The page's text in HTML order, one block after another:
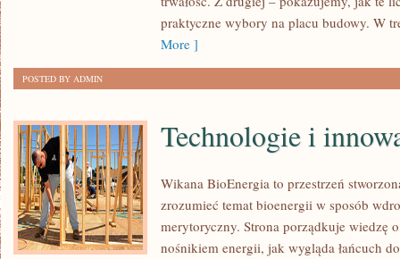
praktyczne wybory na placu budowy. W
More ]
POSTED BY ADMIN
Technologie i
Wikana BioEnergia to przestrzeń
zrozumieć temat bioenergii w sposób
merytoryczny. Strona porządkuje wiedzę
nośnikiem energii, jak wygląda łańcuch